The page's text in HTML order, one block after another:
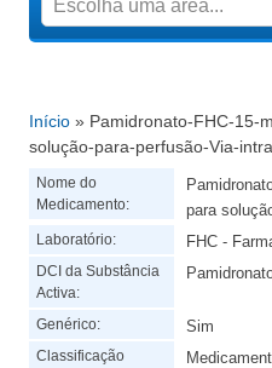
Está aqui
Início » Pamidronato-FHC-15-
solução-para-perfusão-Via-
Nome do
Medicamento:
para
Laboratório: FHC -
DCI da Substância
Activa:
Genérico: Sim
Classificação